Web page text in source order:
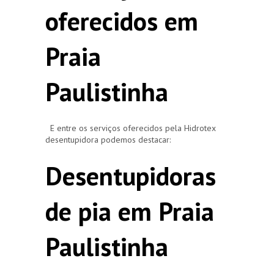
oferecidos em
Praia
Paulistinha
E entre os serviços oferecidos pela Hidrotex
desentupidora podemos destacar:
Desentupidoras
de pia em Praia
Paulistinha